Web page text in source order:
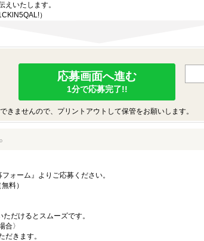
えいたします。
）
応募画面へ進む
1分で応募完了!!
きませんので、プリントアウトして保管をお願いします。
ォーム』よりご応募ください。
料）
だけるとスムーズです。
合〉
だきます。